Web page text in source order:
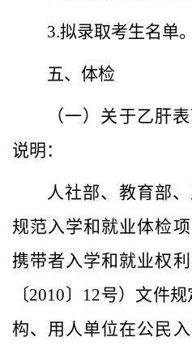
3.拟录取考生名单。
五、体检
（一）关于乙肝
说明：
人社部、教育部
规范入学和就业体检
携带者入学和就业权
〔2010〕12号）文件
构、用人单位在公民